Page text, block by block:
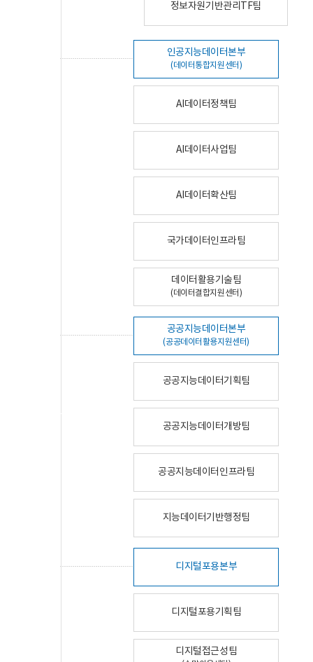
정보자원기반관리TF팀
인공지능데이터본부
(데이터통합지원센터)
AI데이터정책팀
AI데이터사업팀
AI데이터확산팀
국가데이터인프라팀
데이터활용기술팀
(데이터결합지원센터)
공공지능데이터본부
(공공데이터활용지원센터)
공공지능데이터기획팀
공공지능데이터개방팀
공공지능데이터인프라팀
지능데이터기반행정팀
디지털포용본부
디지털포용기획팀
디지털접근성팀